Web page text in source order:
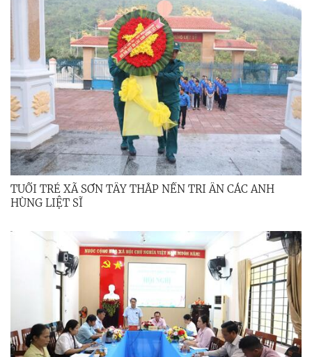
TUỔI TRẺ XÃ SƠN TÂY THẮP NẾN TRI ÂN CÁC ANH
HÙNG LIỆT SĨ